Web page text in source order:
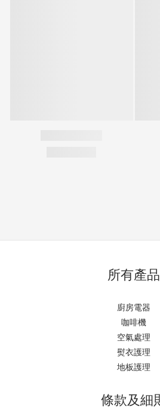
所有產品
廚房電器
咖啡機
空氣處理
熨衣護理
地板護理
條款及細